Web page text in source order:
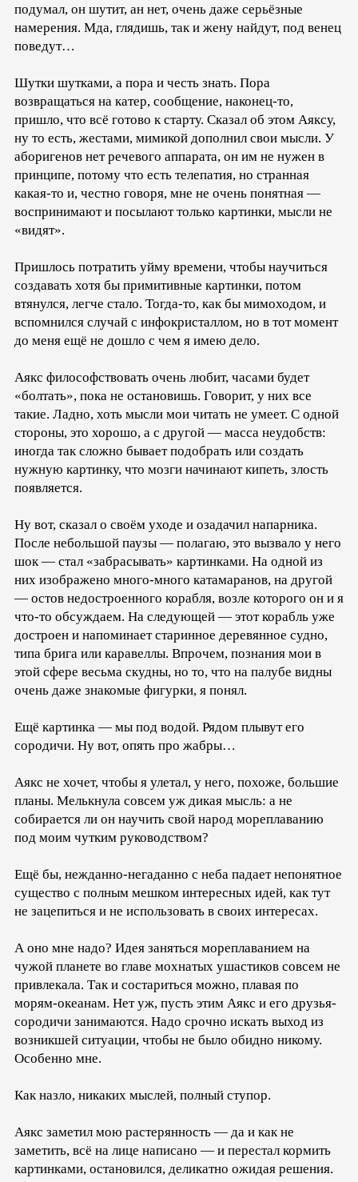
подумал, он шутит, ан нет, очень даже серьёзные
намерения. Мда, глядишь, так и жену найдут, под венец
поведут…
Шутки шутками, а пора и честь знать. Пора
возвращаться на катер, сообщение, наконец-то,
пришло, что всё готово к старту. Сказал об этом Аяксу,
ну то есть, жестами, мимикой дополнил свои мысли. У
аборигенов нет речевого аппарата, он им не нужен в
принципе, потому что есть телепатия, но странная
какая-то и, честно говоря, мне не очень понятная —
воспринимают и посылают только картинки, мысли не
«видят».
Пришлось потратить уйму времени, чтобы научиться
создавать хотя бы примитивные картинки, потом
втянулся, легче стало. Тогда-то, как бы мимоходом, и
вспомнился случай с инфокристаллом, но в тот момент
до меня ещё не дошло с чем я имею дело.
Аякс философствовать очень любит, часами будет
«болтать», пока не остановишь. Говорит, у них все
такие. Ладно, хоть мысли мои читать не умеет. С одной
стороны, это хорошо, а с другой — масса неудобств:
иногда так сложно бывает подобрать или создать
нужную картинку, что мозги начинают кипеть, злость
появляется.
Ну вот, сказал о своём уходе и озадачил напарника.
После небольшой паузы — полагаю, это вызвало у него
шок — стал «забрасывать» картинками. На одной из
них изображено много-много катамаранов, на другой
— остов недостроенного корабля, возле которого он и я
что-то обсуждаем. На следующей — этот корабль уже
достроен и напоминает старинное деревянное судно,
типа брига или каравеллы. Впрочем, познания мои в
этой сфере весьма скудны, но то, что на палубе видны
очень даже знакомые фигурки, я понял.
Ещё картинка — мы под водой. Рядом плывут его
сородичи. Ну вот, опять про жабры…
Аякс не хочет, чтобы я улетал, у него, похоже, большие
планы. Мелькнула совсем уж дикая мысль: а не
собирается ли он научить свой народ мореплаванию
под моим чутким руководством?
Ещё бы, нежданно-негаданно с неба падает непонятное
существо с полным мешком интересных идей, как тут
не зацепиться и не использовать в своих интересах.
А оно мне надо? Идея заняться мореплаванием на
чужой планете во главе мохнатых ушастиков совсем не
привлекала. Так и состариться можно, плавая по
морям-океанам. Нет уж, пусть этим Аякс и его друзья-
сородичи занимаются. Надо срочно искать выход из
возникшей ситуации, чтобы не было обидно никому.
Особенно мне.
Как назло, никаких мыслей, полный ступор.
Аякс заметил мою растерянность — да и как не
заметить, всё на лице написано — и перестал кормить
картинками, остановился, деликатно ожидая решения.